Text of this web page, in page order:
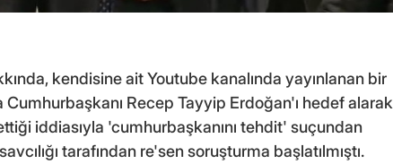
kendisine ait Youtube kanalında yayınlanan bir
Recep Tayyip Erdoğan'ı hedef alarak
iddiasıyla 'cumhurbaşkanını tehdit' suçundan
tarafından re'sen soruşturma başlatılmıştı.